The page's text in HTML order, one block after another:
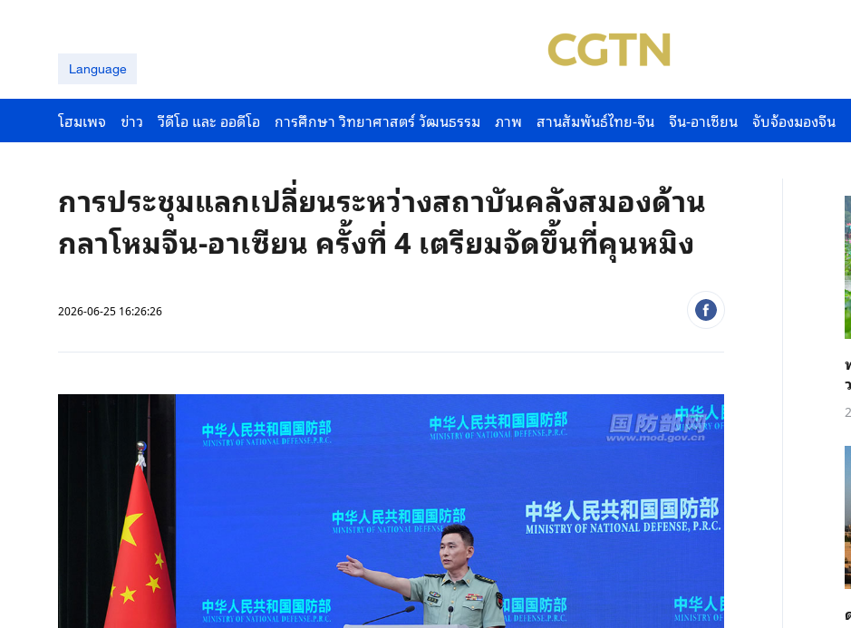
Language
โฮมเพจ ข่าว วีดีโอ และ ออดีโอ การศึกษา วิทยาศาสตร์ วัฒนธรรม ภาพ สานสัมพันธ์ไทย-จีน จีน-อาเซียน จับจ้องมองจีน
การประชุมแลกเปลี่ยนระหว่างสถาบันคลังสมองด้าน
กลาโหมจีน-อาเซียน ครั้งที่ 4 เตรียมจัดขึ้นที่คุนหมิง
2026-06-25 16:26:26